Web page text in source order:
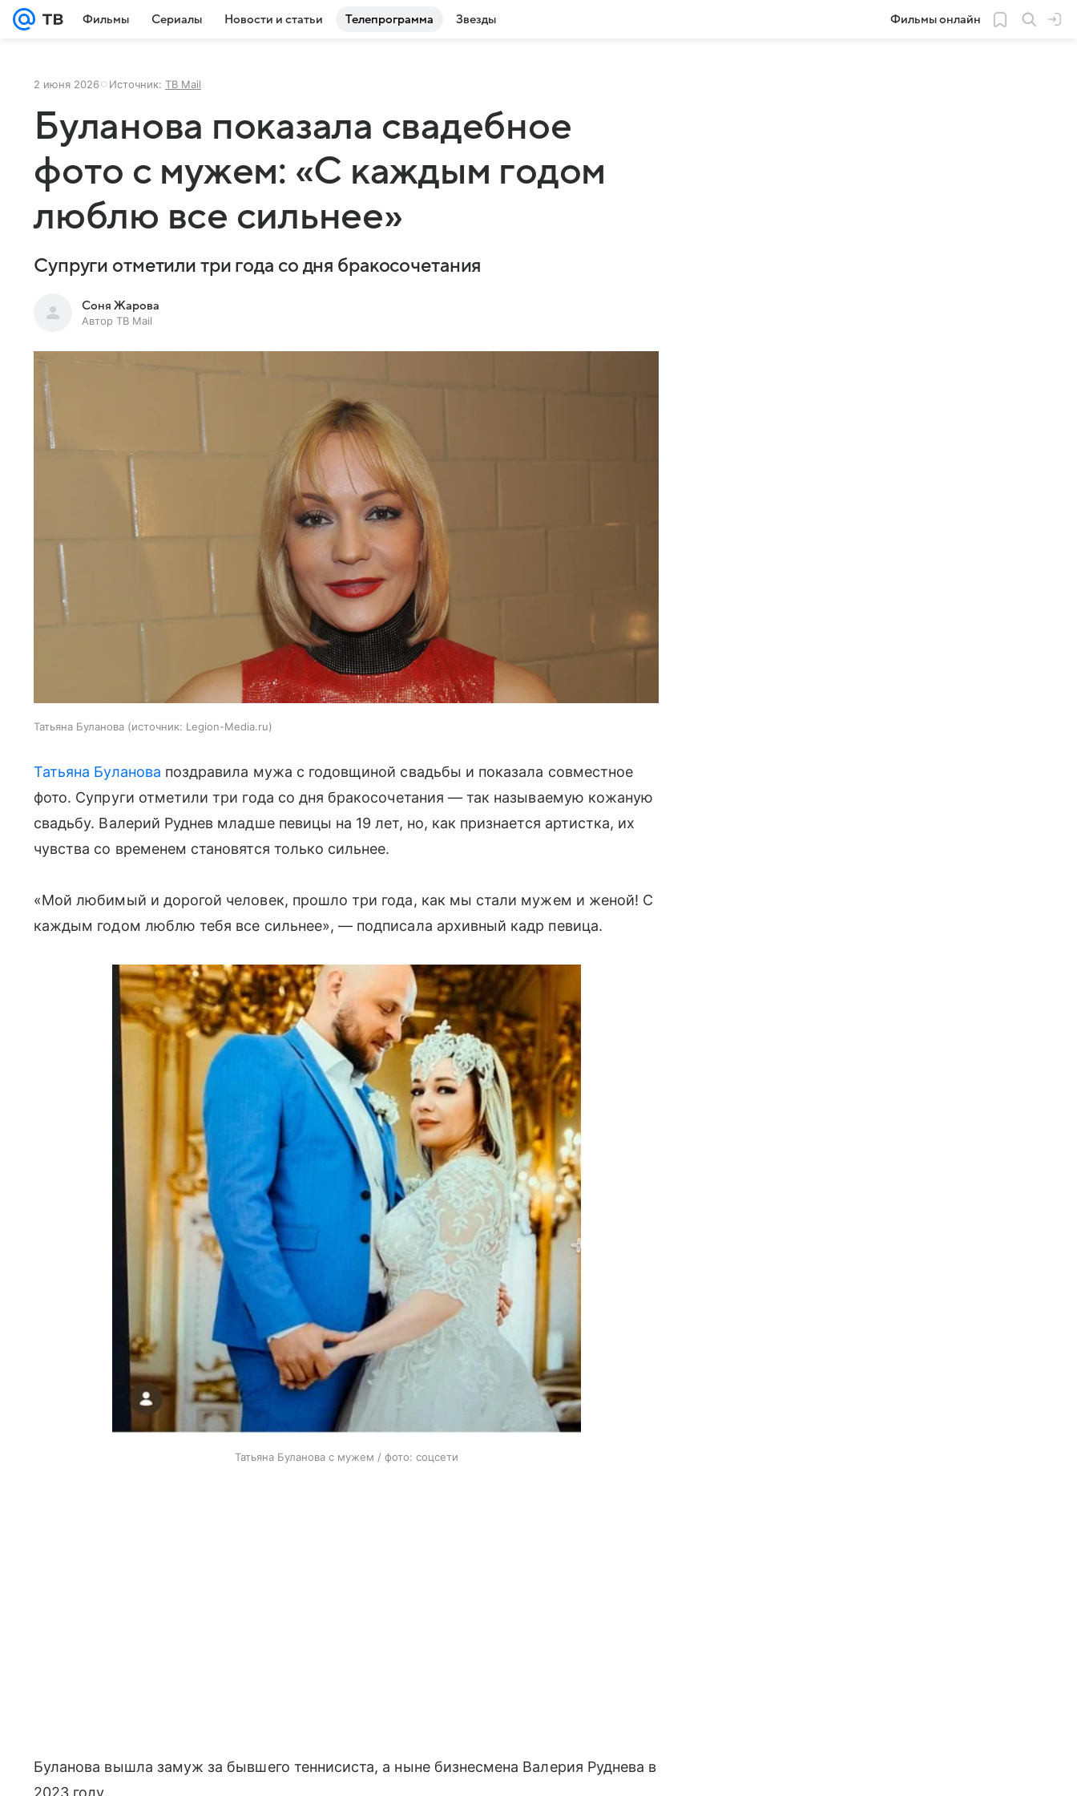
Фильмы Сериалы Новости и статьи Телепрограмма Звезды Фильмы онлайн
2 июня 2026 Источник: ТВ Mail
Буланова показала свадебное
фото с мужем: «С каждым годом
люблю все сильнее»
Супруги отметили три года со дня бракосочетания
Соня Жарова
Автор ТВ Mail
Татьяна Буланова источник: Legion-Media.ru
Татьяна Буланова поздравила мужа с годовщиной свадьбы и показала совместное
фото. Супруги отметили три года со дня бракосочетания — так называемую кожаную
свадьбу. Валерий Руднев младше певицы на 19 лет, но, как признается артистка, их
чувства со временем становятся только сильнее.
«Мой любимый и дорогой человек, прошло три года, как мы стали мужем и женой! С
каждым годом люблю тебя все сильнее», — подписала архивный кадр певица.
Татьяна Буланова с мужем / фото: соцсети
Буланова вышла замуж за бывшего теннисиста, а ныне бизнесмена Валерия Руднева в
2023 году.